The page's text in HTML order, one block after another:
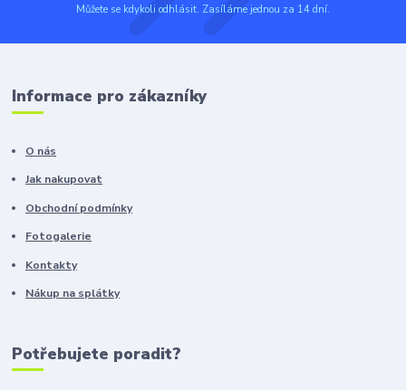
Můžete se kdykoli odhlásit. Zasíláme jednou za 14 dní.
Informace pro zákazníky
O nás
Jak nakupovat
Obchodní podmínky
Fotogalerie
Kontakty
Nákup na splátky
Potřebujete poradit?